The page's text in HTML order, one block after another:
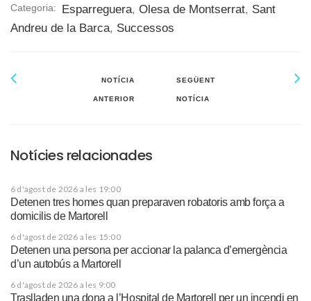
Categoria: Esparreguera, Olesa de Montserrat, Sant
Andreu de la Barca, Successos
NOTÍCIA
ANTERIOR
SEGÜENT
NOTÍCIA
Notícies relacionades
6 d'agost de 2026 a les 19:00
Detenen tres homes quan preparaven robatoris amb força a
domicilis de Martorell
6 d'agost de 2026 a les 15:00
Detenen una persona per accionar la palanca d’emergència
d’un autobús a Martorell
6 d'agost de 2026 a les 9:00
Traslladen una dona a l’Hospital de Martorell per un incendi en